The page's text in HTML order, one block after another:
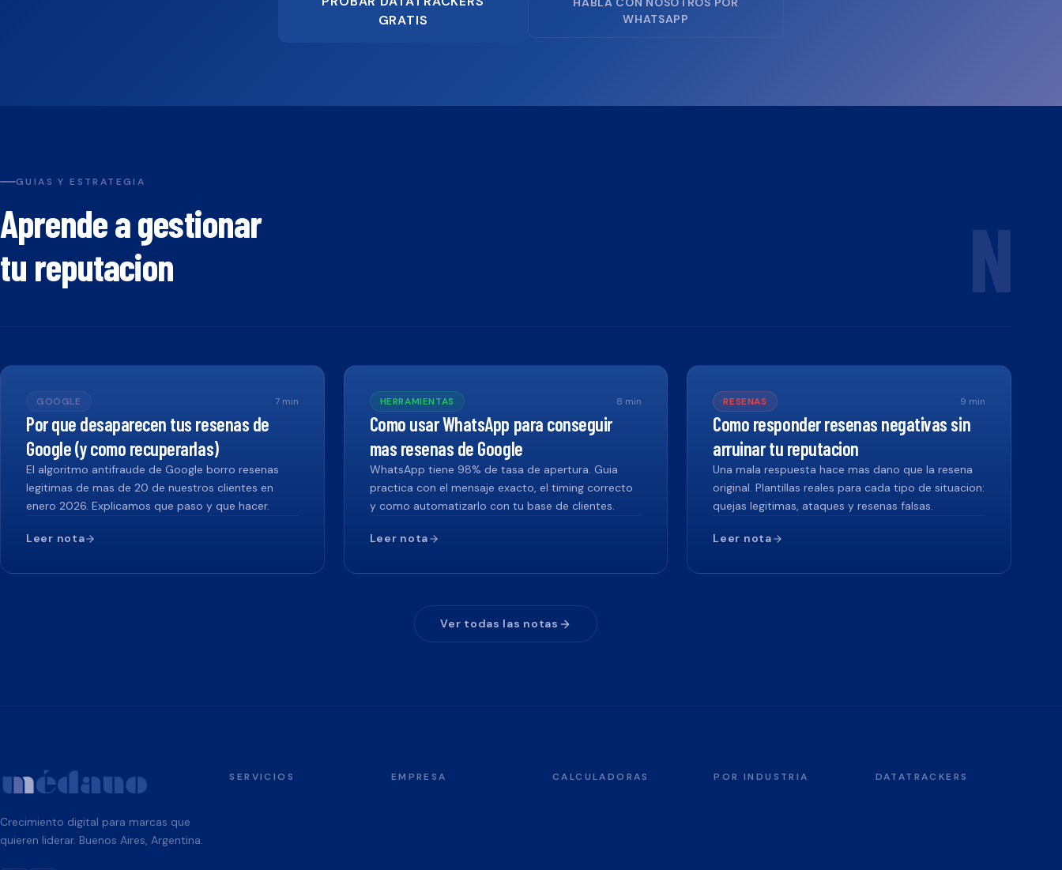
GRATIS
WHATSAPP
GUIAS Y ESTRATEGIA
Aprende a gestionar
tu reputacion
N
GOOGLE 7min
Por que desaparecen tus resenas de
Google (y como recuperarlas)
El algoritmo antifraude de Google borro resenas
legitimas de mas de 20 de nuestros clientes en
enero 2026. Explicamos que paso y que hacer.
Leer nota
HERRAMIENTAS 8 min
Como usar WhatsApp para conseguir
mas resenas de Google
WhatsApp tiene 98% de tasa de apertura. Guia
practica con el mensaje exacto, el timing correcto
y como automatizarlo con tu base de clientes.
Leer nota
RESENAS 9 min
Como responder resenas negativas sin
arruinar tu reputacion
Una mala respuesta hace mas dano que la resena
original. Plantillas reales para cada tipo de situacion:
quejas legitimas, ataques y resenas falsas.
Leer nota
Ver todas las notas
Crecimiento digital para marcas que
quieren liderar. Buenos Aires, Argentina.
SERVICIOS EMPRESA CALCULADORAS POR INDUSTRIA DATATRACKERS